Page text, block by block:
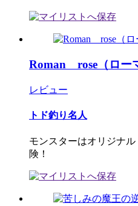
Roman rose（ロー
レビュー
トド釣り名人
モンスターはオリジナ
険！